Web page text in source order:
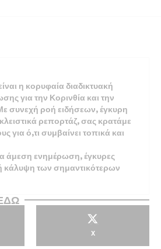
η κορυφαία διαδικτυακή
για την Κορινθία και την
συνεχή ροή ειδήσεων, έγκυρη
ρεπορτάζ, σας κρατάμε
για ό,τι συμβαίνει τοπικά και
άμεση ενημέρωση, έγκυρες
κάλυψη των σημαντικότερων
X